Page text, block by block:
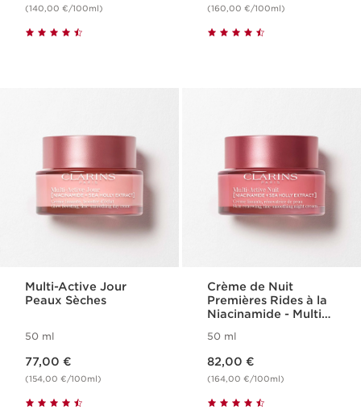
(140,00 €/100ml) (160,00 €/100ml)
Multi-Active Jour
Peaux Sèches
50 ml
77,00 €
(154,00 €/100ml)
Crème de Nuit
Premières Rides à la
Niacinamide - Multi
50 ml
82,00 €
(164,00 €/100ml)